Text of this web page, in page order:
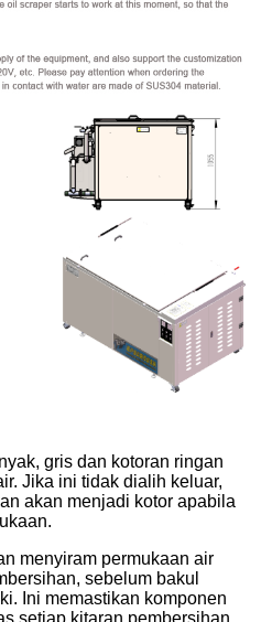
gris dan kotoran ringan
Jika ini tidak dialih keluar,
akan menjadi kotor apabila
menyiram permukaan air
sebelum bakul
Ini memastikan komponen
setiap kitaran pembersihan.